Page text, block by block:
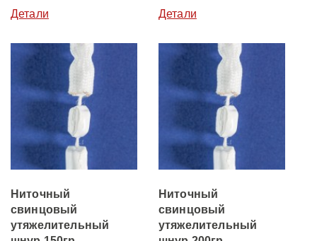
Детали
Детали
Ниточный
свинцовый
утяжелительный
Ниточный
свинцовый
утяжелительный